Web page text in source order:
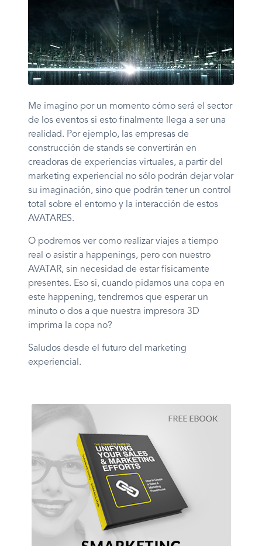
Me imagino por un momento cómo será el sector
de los eventos si esto finalmente llega a ser una
realidad. Por ejemplo, las empresas de
construcción de stands se convertirán en
creadoras de experiencias virtuales, a partir del
marketing experiencial no sólo podrán dejar volar
su imaginación, sino que podrán tener un control
total sobre el entorno y la interacción de estos
AVATARES.
O podremos ver como realizar viajes a tiempo
real o asistir a happenings, pero con nuestro
AVATAR, sin necesidad de estar físicamente
presentes. Eso si, cuando pidamos una copa en
este happening, tendremos que esperar un
minuto o dos a que nuestra impresora 3D
imprima la copa no?
Saludos desde el futuro del marketing
experiencial.